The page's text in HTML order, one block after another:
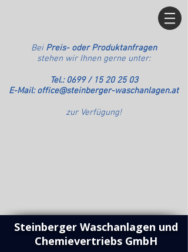
Bei Preis- oder Produktanfragen
stehen wir Ihnen gerne unter:
Tel.: 0699 / 15 20 25 03
E-Mail:office@steinberger-waschanlagen.at
zur Verfügung!
Steinberger Waschanlagen und
Chemievertriebs GmbH